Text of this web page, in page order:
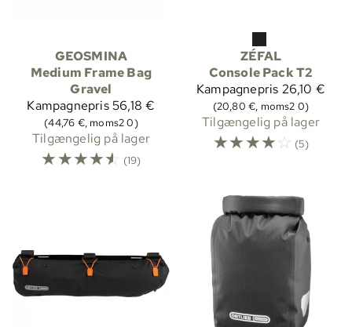
GEOSMINA
Medium Frame Bag
Gravel
Kampagnepris56,18 €
(44,76 €, moms2 0)
Tilgængelig på lager
☆☆☆☆☆ (19)
ZÉFAL
Console Pack T2
Kampagnepris 26,10 €
(20,80 €, moms2 0)
Tilgængelig på lager
☆☆☆☆☆ (5)